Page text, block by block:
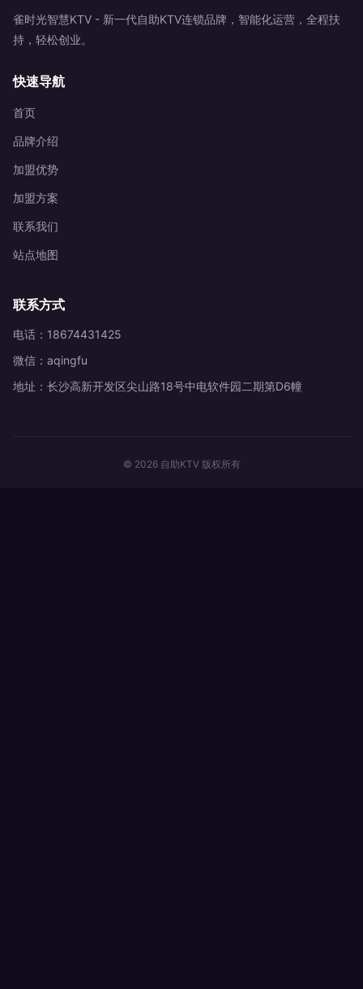
雀时光智慧KTV - 新一代自助KTV连锁品牌，智能化运营，全程扶
持，轻松创业。
快速导航
首页
品牌介绍
加盟优势
加盟方案
联系我们
站点地图
联系方式
电话：18674431425
微信：aqingfu
地址：长沙高新开发区尖山路18号中电软件园二期第D6幢
© 2026 自助KTV 版权所有